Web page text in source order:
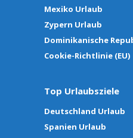
Mexiko Urlaub
Zypern Urlaub
Dominikanische
Cookie-Richtlinie (EU)
Top Urlaubsziele
Deutschland Urlaub
Spanien Urlaub